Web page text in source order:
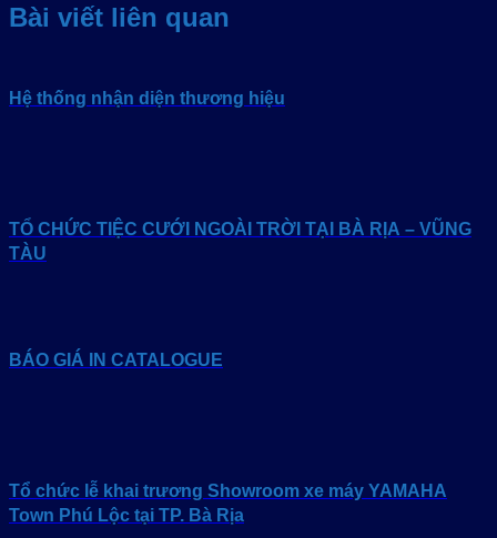
Bài viết liên quan
Hệ thống nhận diện thương hiệu
TỔ CHỨC TIỆC CƯỚI NGOÀI TRỜI TẠI BÀ RỊA – VŨNG
TÀU
BÁO GIÁ IN CATALOGUE
Tổ chức lễ khai trương Showroom xe máy YAMAHA
Town Phú Lộc tại TP. Bà Rịa